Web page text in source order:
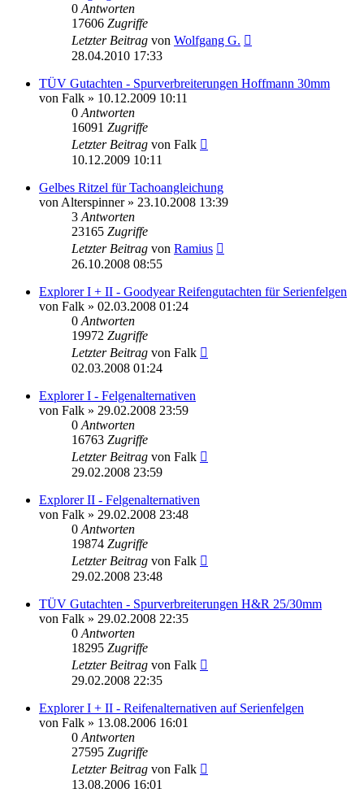
0 Antworten
17606 Zugriffe
Letzter Beitrag von Wolfgang G.
28.04.2010 17:33
TÜV Gutachten - Spurverbreiterungen Hoffmann 30mm
von Falk » 10.12.2009 10:11
0 Antworten
16091 Zugriffe
Letzter Beitrag von Falk
10.12.2009 10:11
Gelbes Ritzel für Tachoangleichung
von Alterspinner» 23.10.2008 13:39
3 Antworten
23165 Zugriffe
Letzter Beitrag von Ramius
26.10.2008 08:55
Explorer I + II - Goodyear Reifengutachten für Serienfelgen
von Falk » 02.03.2008 01:24
0 Antworten
19972 Zugriffe
Letzter Beitrag von Falk
02.03.2008 01:24
Explorer I - Felgenalternativen
von Falk » 29.02.2008 23:59
0 Antworten
16763 Zugriffe
Letzter Beitrag von Falk
29.02.2008 23:59
Explorer II - Felgenalternativen
von Falk » 29.02.2008 23:48
0 Antworten
19874 Zugriffe
Letzter Beitrag von Falk
29.02.2008 23:48
TÜV Gutachten - Spurverbreiterungen H&R 25/30mm
von Falk » 29.02.2008 22:35
0 Antworten
18295 Zugriffe
Letzter Beitrag von Falk
29.02.2008 22:35
Explorer I + II - Reifenalternativen auf Serienfelgen
von Falk » 13.08.2006 16:01
0 Antworten
27595 Zugriffe
Letzter Beitrag von Falk
13.08.2006 16:01